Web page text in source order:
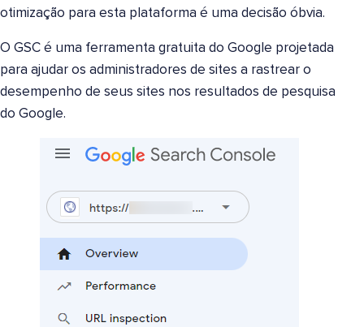
otimização para esta plataforma é uma decisão óbvia.
O GSC é uma ferramenta gratuita do Google projetada
para ajudar os administradores de sites a rastrear o
desempenho de seus sites nos resultados de pesquisa
do Google.